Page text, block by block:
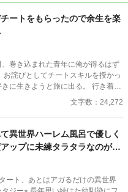
ートをもらったので余生を楽
巻き込まれた青年に俺が得るはず
に生きようと旅に出る。 行き着い
りだが、
たちとの気楽な毎日は悪くない。
らない。 「お前らツケは
――。 他サイトでも掲
文字数：24,272
異世界ハーレム風呂で優しく
ップに未練タラタラなのが役
界を救いました。
ート、あとはアガるだけの異世界